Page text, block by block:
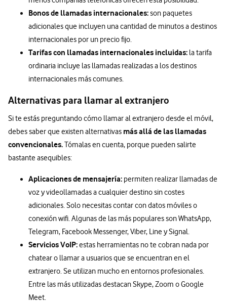
Bonos de llamadas internacionales:son paquetes
adicionales que incluyen una cantidad de minutos a destinos
internacionales por un precio fijo.
Tarifas con llamadas internacionales incluidas: la tarifa
ordinaria incluye las llamadas realizadas a los destinos
internacionales más comunes.
Alternativas para llamar al extranjero
Si te estás preguntando cómo llamar al extranjero desde el móvil,
debes saber que existen alternativas más allá de las llamadas
convencionales.Tómalas en cuenta, porque pueden salirte
bastante asequibles:
Aplicaciones de mensajería: permiten realizar llamadas de
voz y videollamadas a cualquier destino sin costes
adicionales. Solo necesitas contar con datos móviles o
conexión wifi. Algunas de las más populares son WhatsApp,
Telegram, Facebook Messenger, Viber, Line y Signal.
Servicios VoIP:estas herramientas no te cobran nada por
chatear o llamar a usuarios que se encuentran en el
extranjero. Se utilizan mucho en entornos profesionales.
Entre las más utilizadas destacan Skype, Zoom o Google
Meet.